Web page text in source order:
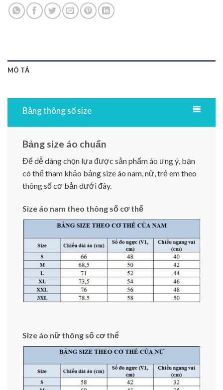
MÔ TẢ
Bảng thông số size
Bảng size áo chuẩn
Để dễ dàng chọn lựa được sản phẩm áo ưng ý, bạn
có thể tham khảo bảng size áo nam, nữ, trẻ em theo
thông số cơ bản dưới đây.
Size áo nam theo thông số cơ thể
Size áo nữ thông số cơ thể